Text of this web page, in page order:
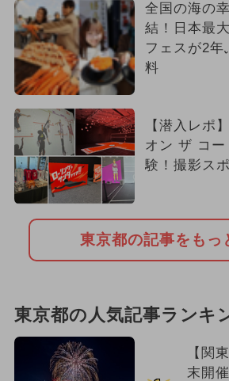
全国の海の
結！日本最
フェスが2
料
【潜入レポ
オン ザ コー
験！撮影ス
東京都の記事をもっ
東京都の人気記事ランキ
【関
末開